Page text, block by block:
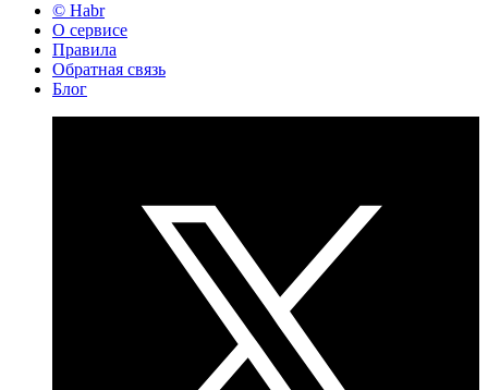
© Habr
О сервисе
Правила
Обратная связь
Блог